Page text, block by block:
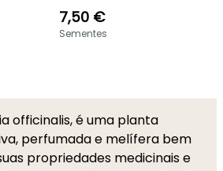
7,50 €
Sementes
officinalis, é uma planta
perfumada e melífera bem
propriedades medicinais e